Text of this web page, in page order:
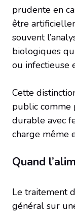
prudente en
être
souvent
biologiques
ou infectieuse
Cette
public comme
durable avec
charge même
Quand
Le traitement
général sur